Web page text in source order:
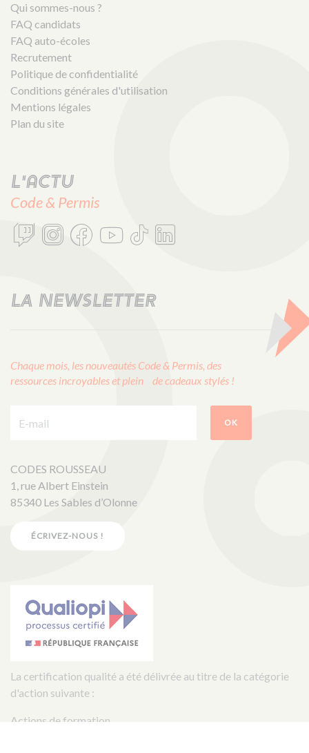
Qui sommes-nous ?
FAQ candidats
FAQ auto-écoles
Recrutement
Politique de confidentialité
Conditions générales d'utilisation
Mentions légales
Plan du site
L'actu
Code & Permis
LA NEWSLETTER
Chaque mois, les nouveautés Code & Permis, des
ressources incroyables et plein de cadeaux stylés !
OK
CODES ROUSSEAU
1, rue Albert Einstein
85340 Les Sables d’Olonne
ÉCRIVEZ-NOUS !
La certification qualité a été délivrée au titre de la catégorie
d'action suivante :
Actions de formation